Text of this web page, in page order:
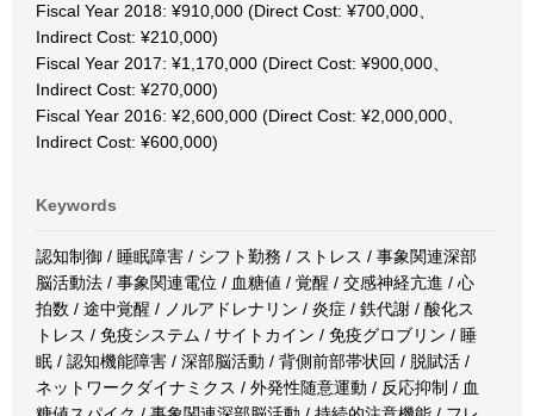
Fiscal Year 2018: ¥910,000 (Direct Cost: ¥700,000、
Indirect Cost: ¥210,000)
Fiscal Year 2017: ¥1,170,000 (Direct Cost: ¥900,000、
Indirect Cost: ¥270,000)
Fiscal Year 2016: ¥2,600,000 (Direct Cost: ¥2,000,000、
Indirect Cost: ¥600,000)
Keywords
認知制御 / 睡眠障害 / シフト勤務 / ストレス / 事象関連深部
脳活動法 / 事象関連電位 / 血糖値 / 覚醒 / 交感神経亢進 / 心
拍数 / 途中覚醒 / ノルアドレナリン / 炎症 / 鉄代謝 / 酸化ス
トレス / 免疫システム / サイトカイン / 免疫グロブリン / 睡
眠 / 認知機能障害 / 深部脳活動 / 背側前部帯状回 / 脱賦活 /
ネットワークダイナミクス / 外発性随意運動 / 反応抑制 / 血